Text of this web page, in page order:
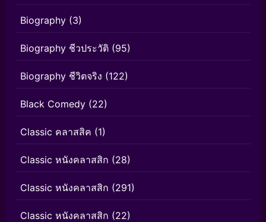
Biography (3)
Biography ชีวประวัติ (95)
Biography ชีวิตจริง (122)
Black Comedy (22)
Classic คลาสสิค (1)
Classic หนังคลาสสิก (28)
Classic หนังคลาสสิก (291)
Classic หนังคลาสสิก (22)